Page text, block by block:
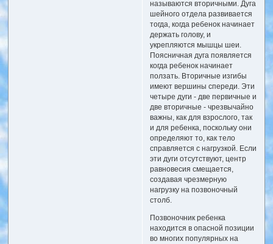
называются вторичными. Дуга
шейного отдела развивается
тогда, когда ребенок начинает
держать голову, и
укрепляются мышцы шеи.
Поясничная дуга появляется
когда ребенок начинает
ползать. Вторичные изгибы
имеют вершины спереди. Эти
четыре дуги - две первичные и
две вторичные - чрезвычайно
важны, как для взрослого, так
и для ребенка, поскольку они
определяют то, как тело
справляется с нагрузкой. Если
эти дуги отсутствуют, центр
равновесия смещается,
создавая чрезмерную
нагрузку на позвоночный
столб.
Позвоночник ребенка
находится в опасной позиции
во многих популярных на